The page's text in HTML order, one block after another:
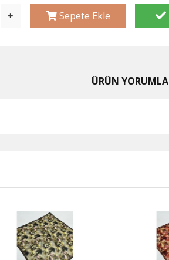
Sepete Ekle
ÜRÜN